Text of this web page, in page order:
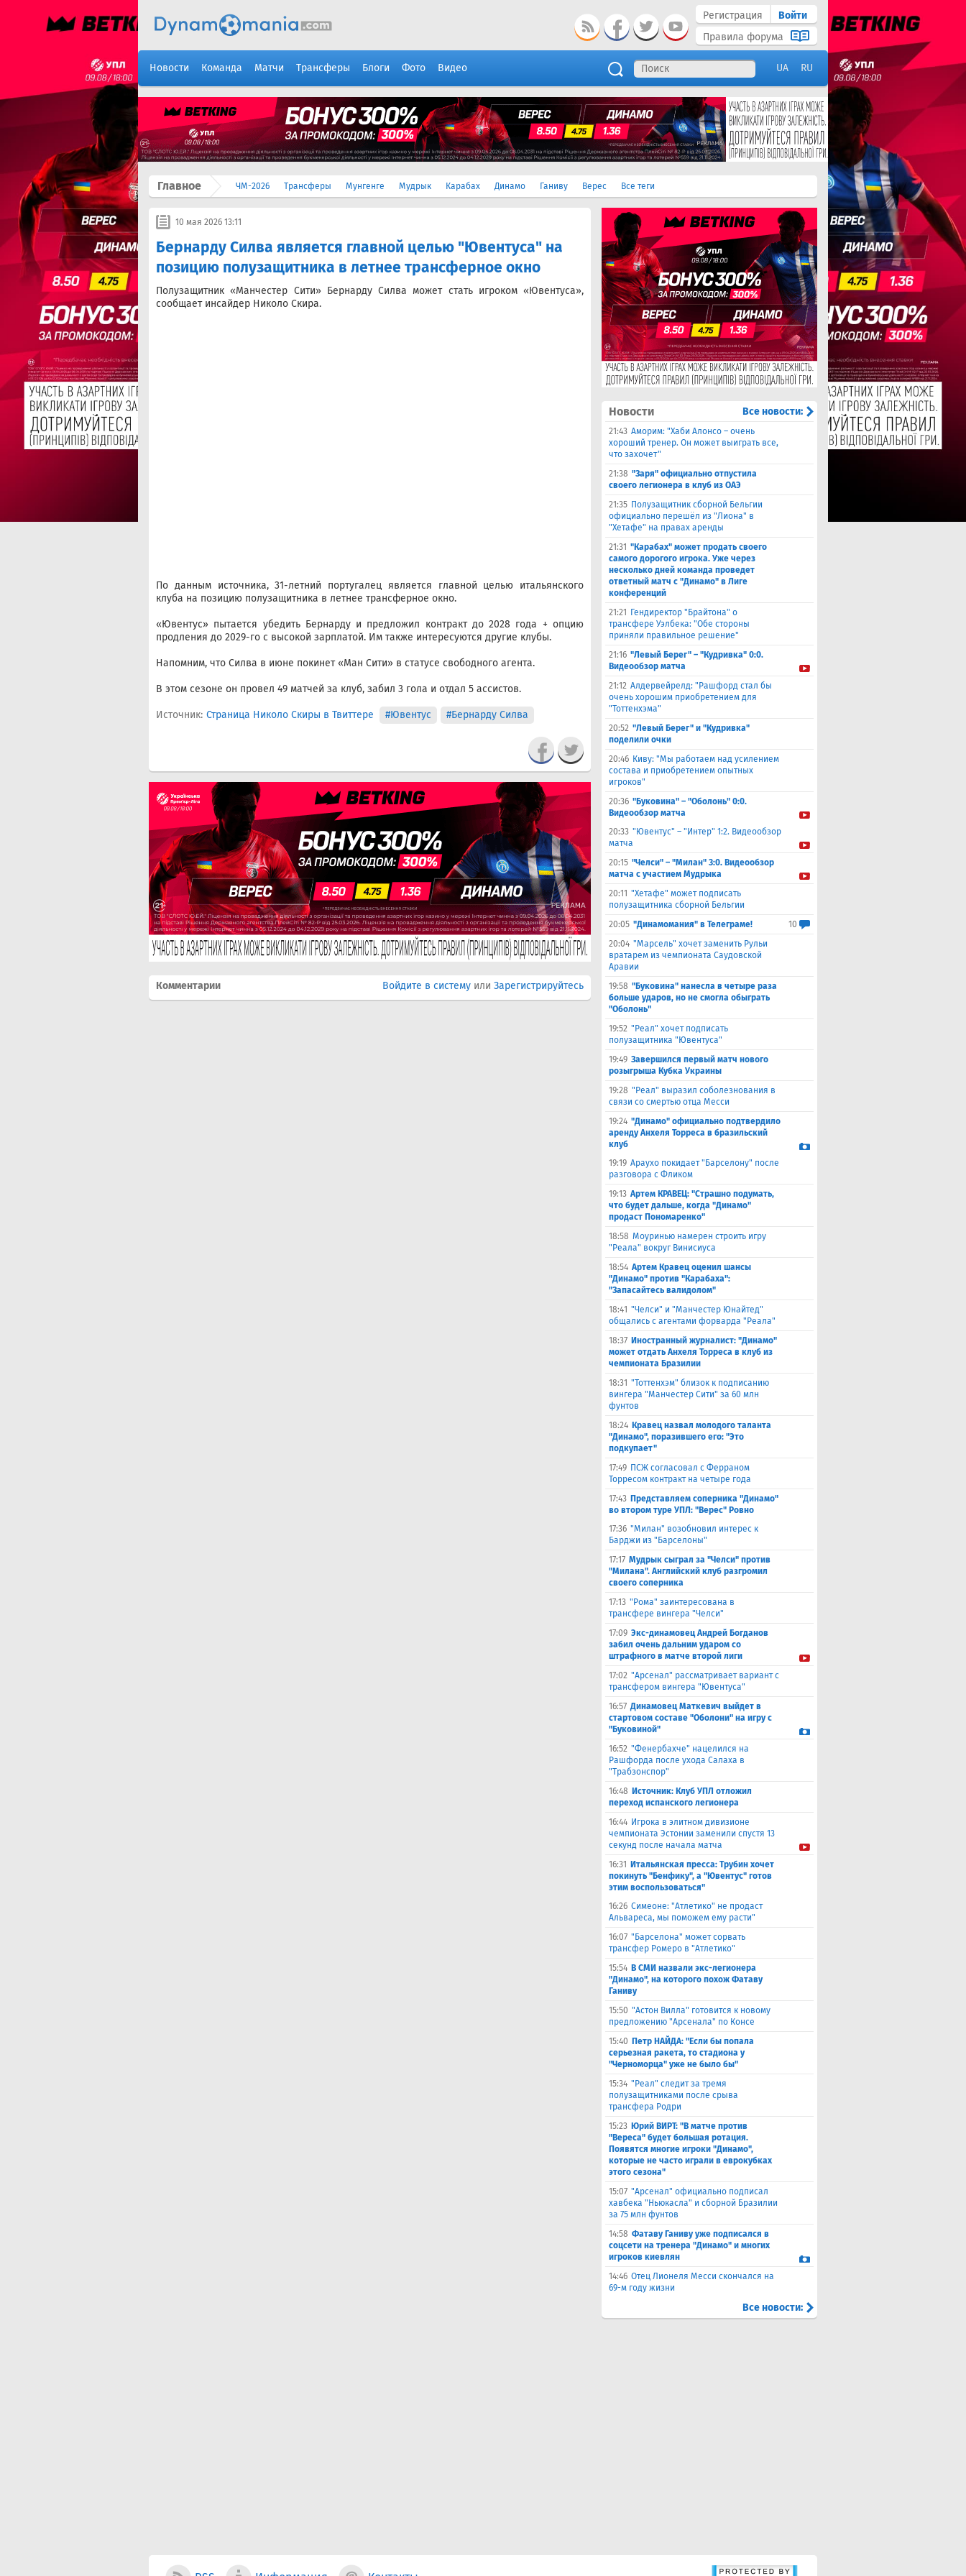
Регистрация
Войти
Правила форума
Новости Команда Матчи Трансферы Блоги Фото Видео UA RU
Главное ЧМ-2026 Трансферы Мунгенге Мудрык Карабах Динамо Ганиву Верес Все теги
10 мая 2026 13:11
Бернарду Силва является главной целью "Ювентуса" на
позицию полузащитника в летнее трансферное окно
Полузащитник «Манчестер Сити» Бернарду Силва может стать игроком «Ювентуса»,
сообщает инсайдер Николо Скира.
По данным источника, 31-летний португалец является главной целью итальянского
клуба на позицию полузащитника в летнее трансферное окно.
«Ювентус» пытается убедить Бернарду и предложил контракт до 2028 года + опцию
продления до 2029-го с высокой зарплатой. Им также интересуются другие клубы.
Напомним, что Силва в июне покинет «Ман Сити» в статусе свободного агента.
В этом сезоне он провел 49 матчей за клуб, забил 3 гола и отдал 5 ассистов.
Источник: Страница Николо Скиры в Твиттере #Ювентус #Бернарду Силва
Комментарии Войдите в систему или Зарегистрируйтесь
Новости Все новости:
21:43 Аморим: "Хаби Алонсо – очень
хороший тренер. Он может выиграть все,
что захочет"
21:38 "Заря" официально отпустила
своего легионера в клуб из ОАЭ
21:35 Полузащитник сборной Бельгии
официально перешёл из "Лиона" в
"Хетафе" на правах аренды
21:31 "Карабах" может продать своего
самого дорогого игрока. Уже через
несколько дней команда проведет
ответный матч с "Динамо" в Лиге
конференций
21:21
Гендиректор "Брайтона" о
трансфере Уэлбека: "Обе стороны
приняли правильное решение"
21:16 "Левый Берег" – "Кудривка" 0:0.
Видеообзор матча
21:12 Алдервейрелд: "Рашфорд стал бы
очень хорошим приобретением для
"Тоттенхэма"
20:52 "Левый Берег" и "Кудривка"
поделили очки
20:46 Киву: "Мы работаем над усилением
состава и приобретением опытных
игроков"
20:36 "Буковина" – "Оболонь" 0:0.
Видеообзор матча
20:33 "Ювентус" – "Интер" 1:2. Видеообзор
матча
20:15 "Челси" – "Милан" 3:0. Видеообзор
матча с участием Мудрыка
20:11 "Хетафе" может подписать
полузащитника сборной Бельгии
20:05 "Динамомания" в Телеграме!
10
20:04 "Марсель" хочет заменить Рульи
вратарем из чемпионата Саудовской
Аравии
19:58 "Буковина" нанесла в четыре раза
больше ударов, но не смогла обыграть
"Оболонь"
19:52 "Реал" хочет подписать
полузащитника "Ювентуса"
19:49 Завершился первый матч нового
розыгрыша Кубка Украины
19:28 "Реал" выразил соболезнования в
связи со смертью отца Месси
19:24 "Динамо" официально подтвердило
аренду Анхеля Торреса в бразильский
клуб
19:19 Араухо покидает "Барселону" после
разговора с Фликом
19:13 Артем КРАВЕЦ: "Страшно подумать,
что будет дальше, когда "Динамо"
продаст Пономаренко"
18:58 Моуринью намерен строить игру
"Реала" вокруг Винисиуса
18:54 Артем Кравец оценил шансы
"Динамо" против "Карабаха":
"Запасайтесь валидолом"
18:41 "Челси" и "Манчестер Юнайтед"
общались с агентами форварда "Реала"
18:37 Иностранный журналист: "Динамо"
может отдать Анхеля Торреса в клуб из
чемпионата Бразилии
18:31 "Тоттенхэм" близок к подписанию
вингера "Манчестер Сити" за 60 млн
фунтов
18:24 Кравец назвал молодого таланта
"Динамо", поразившего его: "Это
подкупает"
17:49 ПСЖ согласовал с Ферраном
Торресом контракт на четыре года
17:43 Представляем соперника "Динамо"
во втором туре УПЛ: "Верес" Ровно
17:36 "Милан" возобновил интерес к
Барджи из "Барселоны"
17:17 Мудрык сыграл за "Челси" против
"Милана". Английский клуб разгромил
своего соперника
17:13 "Рома" заинтересована в
трансфере вингера "Челси"
17:09 Экс-динамовец Андрей Богданов
забил очень дальним ударом со
штрафного в матче второй лиги
17:02 "Арсенал" рассматривает вариант с
трансфером вингера "Ювентуса"
16:57 Динамовец Маткевич выйдет в
стартовом составе "Оболони" на игру с
"Буковиной"
16:52 "Фенербахче" нацелился на
Рашфорда после ухода Салаха в
"Трабзонспор"
16:48 Источник: Клуб УПЛ отложил
переход испанского легионера
16:44 Игрока в элитном дивизионе
чемпионата Эстонии заменили спустя 13
секунд после начала матча
16:31
Итальянская пресса: Трубин хочет
покинуть "Бенфику", а "Ювентус" готов
этим воспользоваться"
16:26 Симеоне: "Атлетико" не продаст
Альвареса, мы поможем ему расти"
16:07 "Барселона" может сорвать
трансфер Ромеро в "Атлетико"
15:54 В СМИ назвали экс-легионера
"Динамо", на которого похож Фатаву
Ганиву
15:50 "Астон Вилла" готовится к новому
предложению "Арсенала" по Консе
15:40 Петр НАЙДА: "Если бы попала
серьезная ракета, то стадиона у
"Черноморца" уже не было бы"
15:34 "Реал" следит за тремя
полузащитниками после срыва
трансфера Родри
15:23 Юрий ВИРТ: "В матче против
"Вереса" будет большая ротация.
Появятся многие игроки "Динамо",
которые не часто играли в еврокубках
этого сезона"
15:07 "Арсенал" официально подписал
хавбека "Ньюкасла" и сборной Бразилии
за 75 млн фунтов
14:58 Фатаву Ганиву уже подписался в
соцсети на тренера "Динамо" и многих
игроков киевлян
14:46 Отец Лионеля Месси скончался на
69-м году жизни
Все новости: